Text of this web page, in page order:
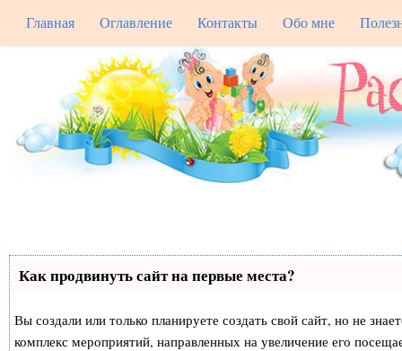
Главная Оглавление Контакты Обо мне
Как продвинуть сайт на первые места?
Вы создали или только планируете создать свой сайт, но не
комплекс мероприятий, направленных на увеличение его